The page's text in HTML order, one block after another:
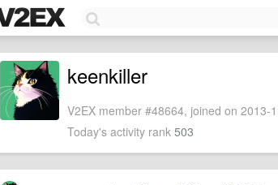
keenkiller
V2EX member #48664, joined on 2013-
Today's activity rank 503